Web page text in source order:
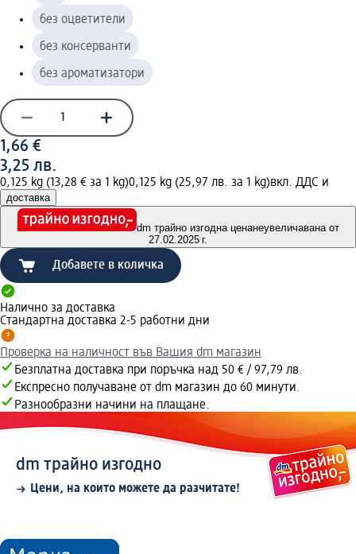
без оцветители
без консерванти
без ароматизатори
1,66 €
3,25 лв.
0,125 kg (13,28 € за 1 kg)0,125 kg (25,97 лв. за 1 kg)вкл. ДДС и
доставка
dm трайно изгодна ценанеувеличавана от
27.02.2025 г.
Добавете в количка
Налично за доставка
Стандартна доставка 2-5 работни дни
Проверка на наличност във Вашия dm магазин
Безплатна доставка при поръчка над 50 € / 97,79 лв.
Експресно получаване от dm магазин до 60 минути.
Разнообразни начини на плащане.
dm трайно изгодно
Цени, на които можете да разчитате!